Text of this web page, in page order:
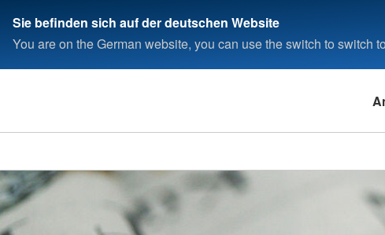
Sie befinden sich auf der deutschen Website
You are on the German website, you can use the switch to switch